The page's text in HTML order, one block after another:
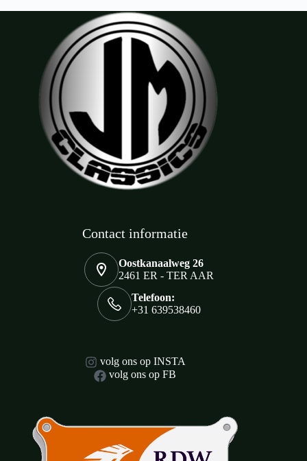
Contact informatie
Oostkanaalweg 26
2461 ER - TER AAR
Telefoon:
+31 639538460
volg ons op INSTA
volg ons op FB